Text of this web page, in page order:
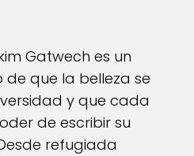
Gatwech es un
que la belleza se
y que cada
de escribir su
refugiada